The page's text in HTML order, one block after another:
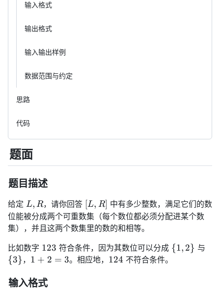
输入格式
输出格式
输入输出样例
数据范围与约定
思路
代码
检
到
加
载
失
败，
可
能
会
致
文
题面
题目描述
给定 L,
R
L, R，请你回答 [L,
R]
[L, R] 中有多少整数，满足它们的数
位能被分成两个可重数集（每个数位都必须分配进某个数
集），并且这两个数集里的数的和相等。
比如数字 123
123 符合条件，因为其数位可以分成 \
{1, 2} 与
{3}， 1
2
1 + 2 = 3。相应地， 124
124 不符合条件。
输入格式